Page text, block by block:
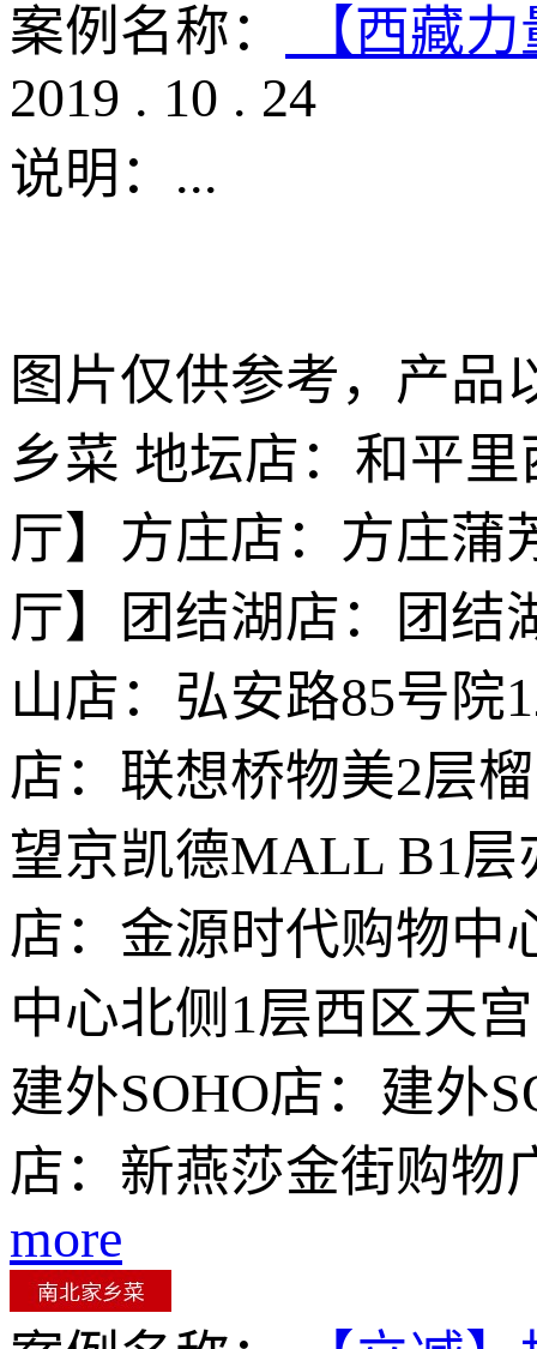
案例名称：
【西藏
2019 . 10 . 24
说明： ...
图片仅供参考，产品
乡菜 地坛店：和平
厅】方庄店：方庄蒲
厅】团结湖店：团结
山店：弘安路85号
店：联想桥物美2层
望京凯德MALL B1
店：金源时代购物中
中心北侧1层西区天
建外SOHO店：建外
店：新燕莎金街购物
more